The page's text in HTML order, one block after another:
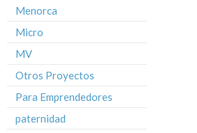
Menorca
Micro
MV
Otros Proyectos
Para Emprendedores
paternidad